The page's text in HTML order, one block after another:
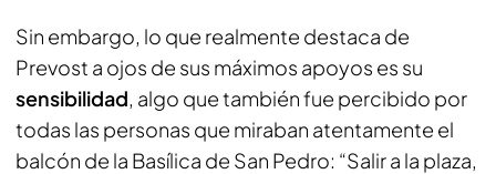
Sin embargo, lo que realmente destaca de
Prevost a ojos de sus máximos apoyos es su
sensibilidad, algo que también fue percibido por
todas las personas que miraban atentamente el
balcón de la Basílica de San Pedro: “Salir a la plaza,